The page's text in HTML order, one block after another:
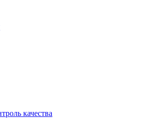
качества